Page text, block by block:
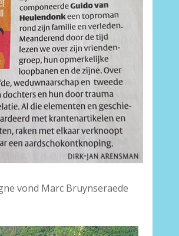
vond Marc Bruynseraede